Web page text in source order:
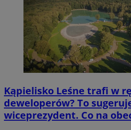
Kąpielisko Leśne trafi w
deweloperów? To
wiceprezydent. Co na